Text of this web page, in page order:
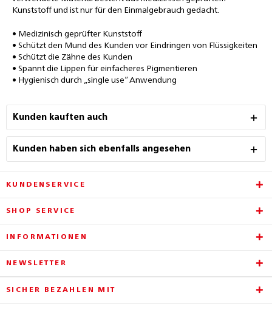
Kunststoff und ist nur für den Einmalgebrauch gedacht.
• Medizinisch geprüfter Kunststoff
• Schützt den Mund des Kunden vor Eindringen von Flüssigkeiten
• Schützt die Zähne des Kunden
• Spannt die Lippen für einfacheres Pigmentieren
• Hygienisch durch „single use“ Anwendung
Kunden kauften auch
Kunden haben sich ebenfalls angesehen
KUNDENSERVICE
SHOP SERVICE
INFORMATIONEN
NEWSLETTER
SICHER BEZAHLEN MIT